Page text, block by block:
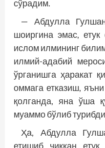
сўрадим.
— Абдулла
шоиргина эмас,
ислом илмининг
илмий-адабий
ўрганишга ҳаракат
оммага етказиш,
қолганда, яна ўша
муаммо бўлиб
Ҳа, Абдулла
етишиб чиққан